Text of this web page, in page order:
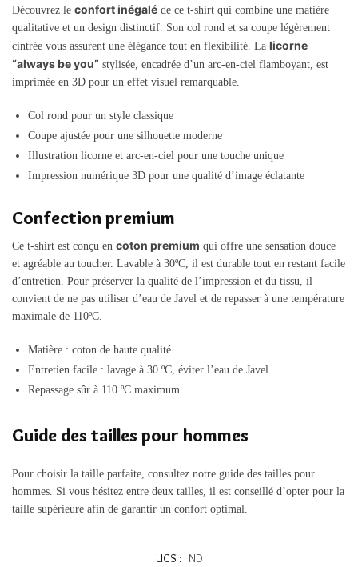
Découvrez le confort inégalé de ce t-shirt qui combine une matière
qualitative et un design distinctif. Son col rond et sa coupe légèrement
cintrée vous assurent une élégance tout en flexibilité. La licorne
“always be you” stylisée, encadrée d’un arc-en-ciel flamboyant, est
imprimée en 3D pour un effet visuel remarquable.
Col rond pour un style classique
Coupe ajustée pour une silhouette moderne
Illustration licorne et arc-en-ciel pour une touche unique
Impression numérique 3D pour une qualité d’image éclatante
Confection premium
Ce t-shirt est conçu en coton premium qui offre une sensation douce
et agréable au toucher. Lavable à 30ºC, il est durable tout en restant facile
d’entretien. Pour préserver la qualité de l’impression et du tissu, il
convient de ne pas utiliser d’eau de Javel et de repasser à une température
maximale de 110ºC.
Matière : coton de haute qualité
Entretien facile : lavage à 30 ºC, éviter l’eau de Javel
Repassage sûr à 110 ºC maximum
Guide des tailles pour hommes
Pour choisir la taille parfaite, consultez notre guide des tailles pour
hommes. Si vous hésitez entre deux tailles, il est conseillé d’opter pour la
taille supérieure afin de garantir un confort optimal.
UGS : ND